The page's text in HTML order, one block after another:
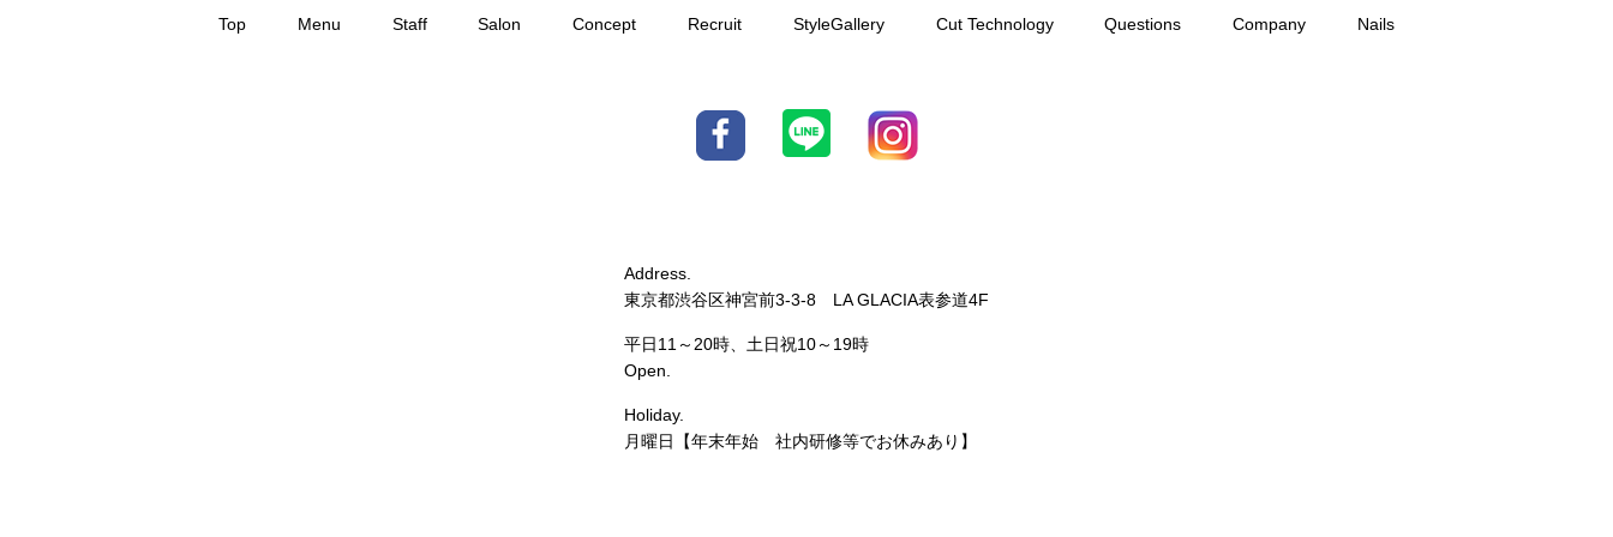
Top Menu Staff Salon Concept Recruit StyleGallery Cut Technology Questions Company Nails
Address.
東京都渋谷区神宮前3-3-8 LA GLACIA表参道4F
平日11～20時、土日祝10～19時
Open.
Holiday.
月曜日【年末年始 社内研修等でお休みあり】